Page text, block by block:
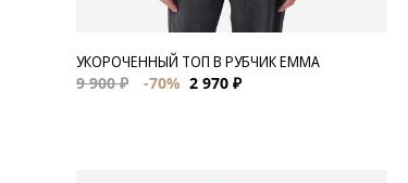
УКОРОЧЕННЫЙ ТОП В РУБЧИК EMMA
9 900 ₽
-70% 2 970 ₽